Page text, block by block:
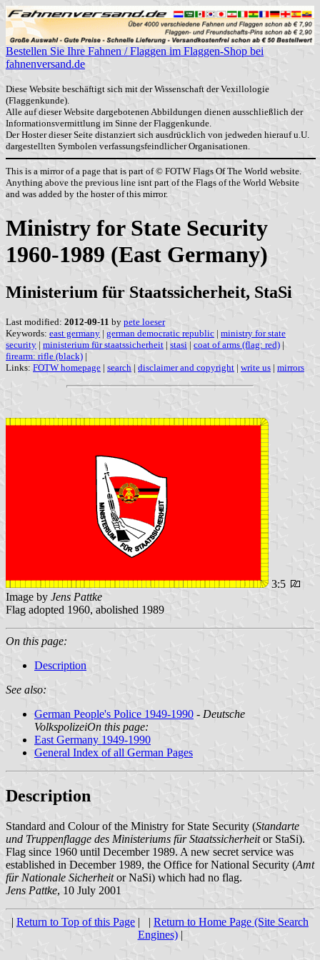
Bestellen Sie Ihre Fahnen / Flaggen im Flaggen-Shop bei
fahnenversand.de
Diese Website beschäftigt sich mit der Wissenschaft der Vexillologie
(Flaggenkunde).
Alle auf dieser Website dargebotenen Abbildungen dienen ausschließlich der
Informationsvermittlung im Sinne der Flaggenkunde.
Der Hoster dieser Seite distanziert sich ausdrücklich von jedweden hierauf u.U.
dargestellten Symbolen verfassungsfeindlicher Organisationen.
This is a mirror of a page that is part of © FOTW Flags Of The World website.
Anything above the previous line isnt part of the Flags of the World Website
and was added by the hoster of this mirror.
Ministry for State Security
1960-1989 (East Germany)
Ministerium für Staatssicherheit, StaSi
Last modified: 2012-09-11 by pete loeser
Keywords: east germany | german democratic republic | ministry for state
security | ministerium für staatssicherheit | stasi | coat of arms (flag: red) |
firearm: rifle (black) |
Links: FOTW homepage | search | disclaimer and copyright | write us | mirrors
3:5
Image by Jens Pattke
Flag adopted 1960, abolished 1989
On this page:
Description
See also:
German People's Police 1949-1990 - Deutsche
VolkspolizeiOn this page:
East Germany 1949-1990
General Index of all German Pages
Description
Standard and Colour of the Ministry for State Security (Standarte
und Truppenflagge des Ministeriums für Staatssicherheitor StaSi).
Flag since 1960 until December 1989. A new secret service was
established in December 1989, the Office for National Security (Amt
für Nationale Sicherheitor NaSi) which had no flag.
Jens Pattke, 10 July 2001
| Return to Top of this Page | | Return to Home Page (Site Search
Engines)|